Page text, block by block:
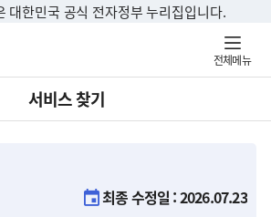
대한민국 공식 전자정부 누리집입니다.
전체메뉴
서비스 찾기
최종 수정일 : 2026.07.23